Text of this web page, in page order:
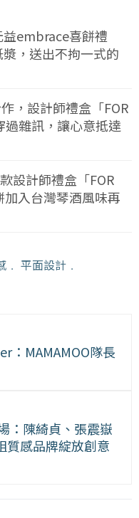
embrace喜餅禮
，送出不拘一式的
，設計師禮盒「FOR
過雜訊，讓心意抵達
設計師禮盒「FOR
入台灣琴酒風味再
﹒ 平面設計 ﹒
：MAMAMOO隊長
：陳綺貞、張震嶽
質感品牌綻放創意